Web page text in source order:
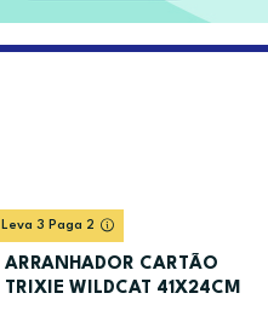
Leva 3 Paga 2
ARRANHADOR CARTÃO
TRIXIE WILDCAT 41X24CM